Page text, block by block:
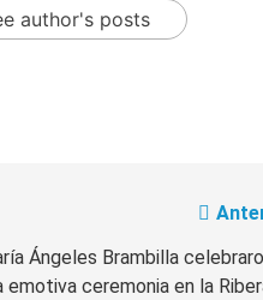
author's posts
Ángeles Brambilla
emotiva ceremonia en la